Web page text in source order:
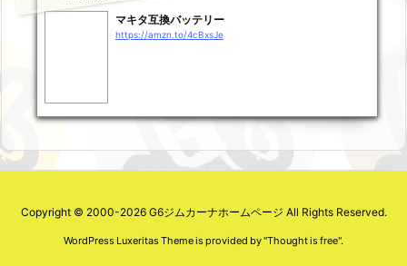
マキタ互換バッテリー
https://amzn.to/4cBxsJe
Copyright © 2000-2026 G6ジムカーナホームページ All Rights Reserved.
WordPress Luxeritas Theme is provided by "Thought is free".